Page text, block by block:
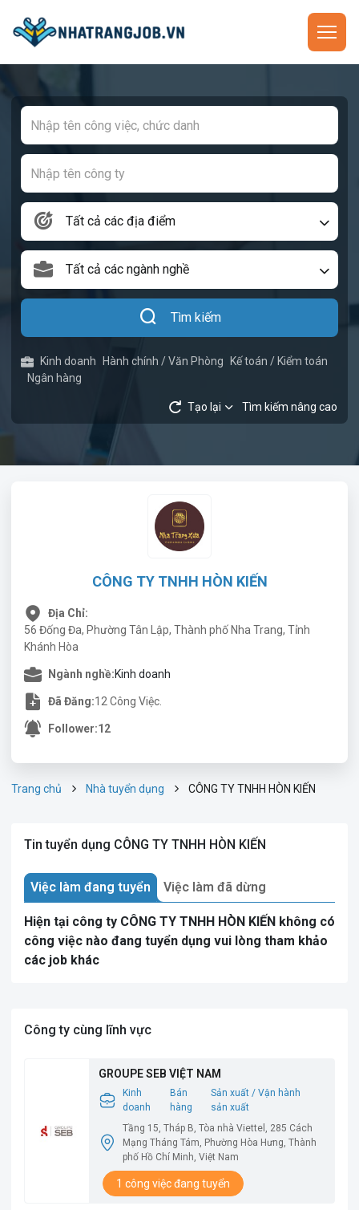
Tất cả các địa điểm
Tất cả các ngành nghề
Tìm kiếm
Kinh doanh Hành chính / Văn Phòng
Kế toán / Kiểm toán
Ngân hàng
Tạo lại Tìm kiếm nâng cao
CÔNG TY TNHH HÒN KIẾN
Địa Chỉ:
56 Đống Đa, Phường Tân Lập, Thành phố Nha Trang, Tỉnh
Khánh Hòa
Ngành nghề:Kinh doanh
Đã Đăng:12 Công Việc.
Follower:12
Trang chủ Nhà tuyển dụng CÔNG TY TNHH HÒN KIẾN
Tin tuyển dụng CÔNG TY TNHH HÒN KIẾN
Việc làm đang tuyển Việc làm đã dừng
Hiện tại công ty CÔNG TY TNHH HÒN KIẾN không có
công việc nào đang tuyển dụng vui lòng tham khảo
các job khác
Công ty cùng lĩnh vực
GROUPE SEB VIỆT NAM
Kinh
doanh
Bán
hàng
Sản xuất / Vận hành
sản xuất
Tầng 15, Tháp B, Tòa nhà Viettel, 285 Cách
Mạng Tháng Tám, Phường Hòa Hưng, Thành
phố Hồ Chí Minh, Việt Nam
1 công việc đang tuyển